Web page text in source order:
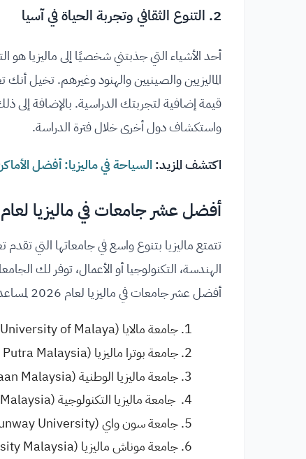
2. التنوع الثقافي وتجربة الحياة في آسيا
أحد الأشياء التي جذبتني شخصيًا إلى ماليزيا هو
الماليزيين والصينيين والهنود وغيرهم. تخيل
قيمة إضافية لتجربتك الدراسية. بالإضافة إلى
واستكشاف دول أخرى خلال فترة الدراسة.
اكتشف المزيد: السياحة في ماليزيا: أفضل
أفضل عشر جامعات في ماليزيا لعام 2026
تتمتع ماليزيا بتنوع واسع في جامعاتها التي
الهندسة، التكنولوجيا أو الأعمال، توفر لك
أفضل عشر جامعات في ماليزيا لعام 2026 لمساعدتك في اختيار الأفضل.
جامعة مالايا (University of Malaya)
جامعة بوترا ماليزيا (Universiti Putra Malaysia)
جامعة ماليزيا الوطنية (Universiti Kebangsaan Malaysia)
جامعة ماليزيا التكنولوجية (Universiti Teknologi Malaysia)
جامعة سون واي (Sunway University)
جامعة موناش ماليزيا (Monash University Malaysia)